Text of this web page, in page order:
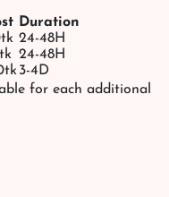
Duration
24-48H
24-48H
3-4D
for each additional